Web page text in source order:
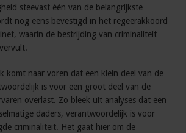
steevast één van de belangrijkste
nog eens bevestigd in het regeerakkoord
waarin de bestrijding van criminaliteit
komt naar voren dat een klein deel van de
is voor een groot deel van de
overlast. Zo bleek uit analyses dat een
daders, verantwoordelijk is voor
criminaliteit. Het gaat hier om de